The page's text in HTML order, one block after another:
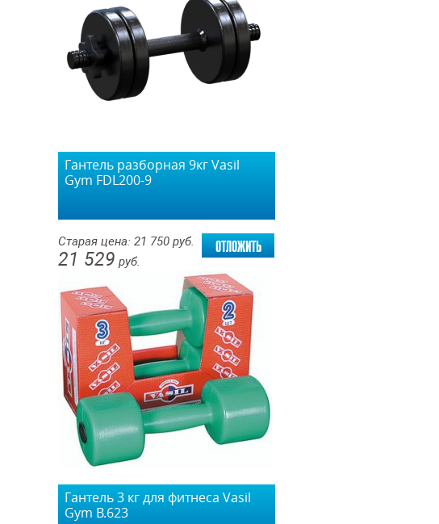
Гантель разборная 9кг Vasil
Gym FDL200-9
Старая цена: 21 750 руб.
21 529 руб.
отложить
Гантель 3 кг для фитнеса Vasil
Gym В.623